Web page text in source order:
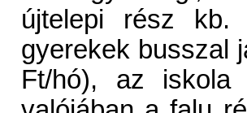
újtelepi rész
gyerekek busszal
Ft/hó), az